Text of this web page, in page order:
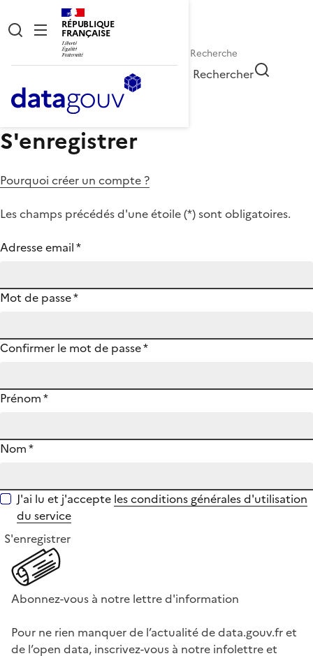
RÉPUBLIQUE
FRANÇAISE
Rechercher
S'enregistrer
Pourquoi créer un compte ?
Les champs précédés d'une étoile (*) sont obligatoires.
Adresse email*
Mot de passe*
Confirmer le mot de passe*
Prénom*
Nom*
J'ai lu et j'accepte les conditions générales d'utilisation
du service
S'enregistrer
Abonnez-vous à notre lettre d'information
Pour ne rien manquer de l’actualité de data.gouv.fr et
de l’open data, inscrivez-vous à notre infolettre et